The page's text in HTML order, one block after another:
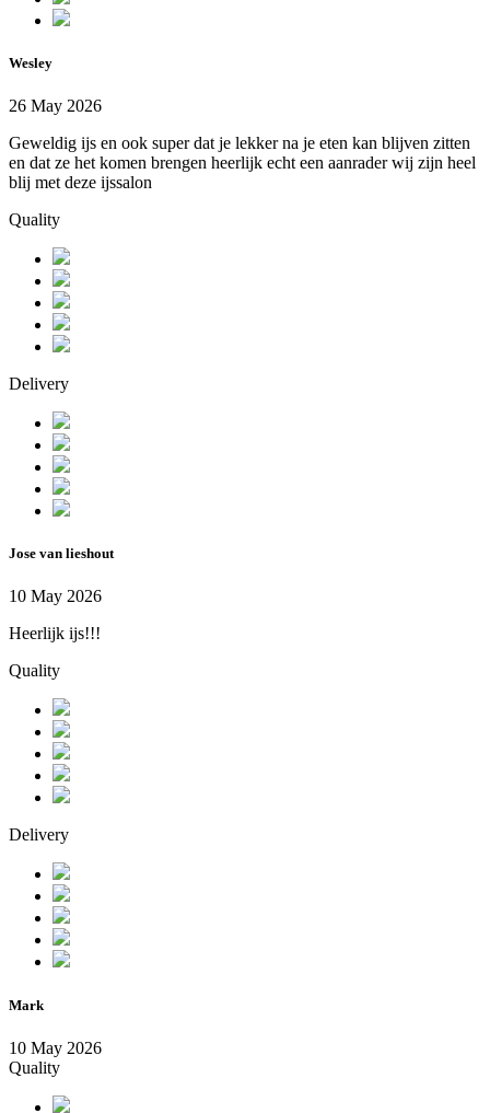
Wesley
26 May 2026
Geweldig ijs en ook super dat je lekker na je eten kan blijven zitten
en dat ze het komen brengen heerlijk echt een aanrader wij zijn heel
blij met deze ijssalon
Quality
Delivery
Jose van lieshout
10 May 2026
Heerlijk ijs!!!
Quality
Delivery
Mark
10 May 2026
Quality